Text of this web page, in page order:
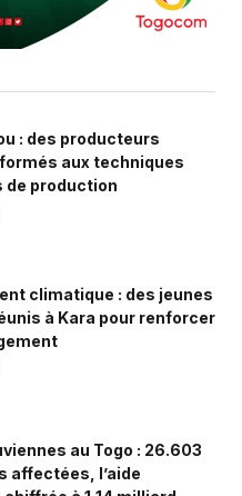
: des producteurs
formés aux techniques
de production
climatique : des jeunes
à Kara pour renforcer
au Togo : 26.603
affectées, l’aide